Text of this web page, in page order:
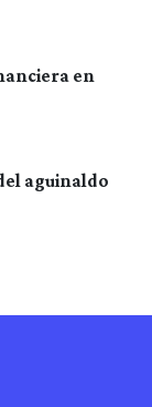
en
aguinaldo